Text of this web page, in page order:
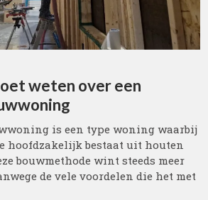
weten over een
is een type woning waarbij
hoofdzakelijk bestaat uit houten
bouwmethode wint steeds meer
de vele voordelen die het met